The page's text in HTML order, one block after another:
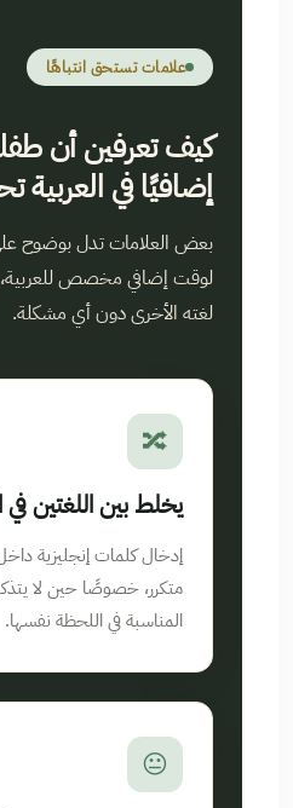
علامات تستحق انتباهًا
كيف تعرفين أن
إضافيًا في العربية
بعض العلامات تدل بوضوح
لوقت إضافي مخصص للعربية،
لغته الأخرى دون أي مشكلة.
🔀
يخلط بين اللغتين في
إدخال كلمات إنجليزية
متكرر، خصوصًا حين لا
المناسبة في اللحظة نفسها.
😐